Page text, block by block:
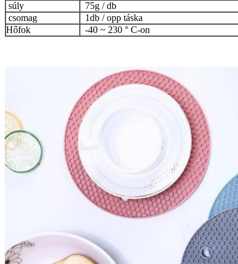
súly
75g / db
csomag
1db / opp táska
Hőfok
-40 ~ 230 ° C-on